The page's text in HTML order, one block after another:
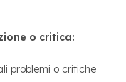
o critica:
problemi o critiche